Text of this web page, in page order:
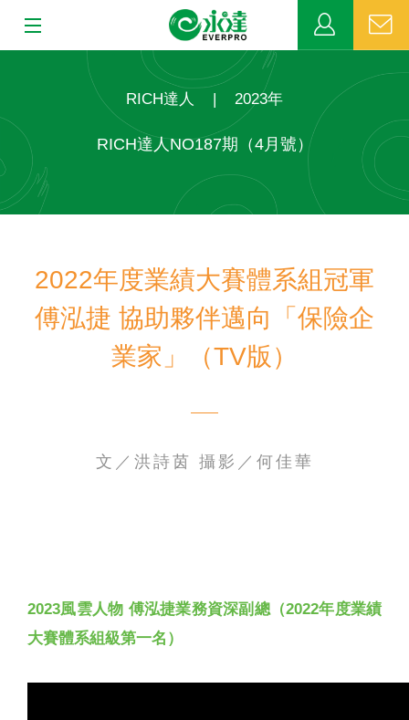
MDRT
公益活動
客戶服務
RICH達人 | 2023年
RICH達人NO187期（4月號）
2022年度業績大賽體系組冠軍
傅泓捷 協助夥伴邁向「保險企
業家」（TV版）
文／洪詩茵 攝影／何佳華
2023風雲人物 傅泓捷業務資深副總（2022年度業績
大賽體系組級第一名）